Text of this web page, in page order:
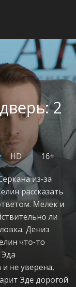
2
HD 16+
из-за
рассказать
Мелек и
ли
Дениз
что-то
не уверена,
Эде дорогой